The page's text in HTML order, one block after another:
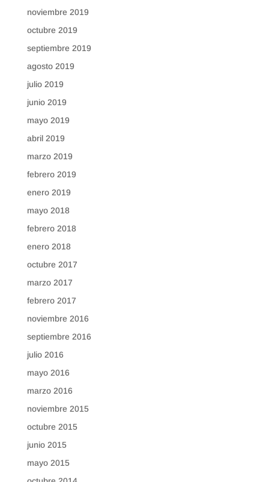
noviembre 2019
octubre 2019
septiembre 2019
agosto 2019
julio 2019
junio 2019
mayo 2019
abril 2019
marzo 2019
febrero 2019
enero 2019
mayo 2018
febrero 2018
enero 2018
octubre 2017
marzo 2017
febrero 2017
noviembre 2016
septiembre 2016
julio 2016
mayo 2016
marzo 2016
noviembre 2015
octubre 2015
junio 2015
mayo 2015